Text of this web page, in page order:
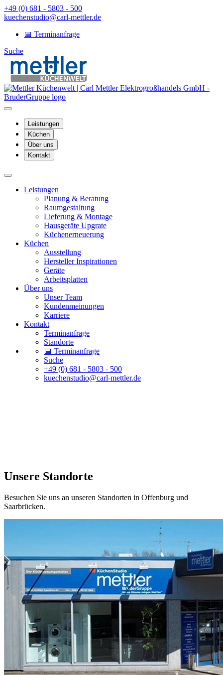
+49 (0) 681 - 5803 - 500
kuechenstudio@carl-mettler.de
📅 Terminanfrage
Suche
Leistungen
Küchen
Über uns
Kontakt
Leistungen
Planung & Beratung
Raumgestaltung
Lieferung & Montage
Hausgeräte Upgrate
Küchenerneuerung
Küchen
Ausstellung
Hersteller Inspirationen
Geräte
Arbeitsplatten
Über uns
Unser Team
Kundenmeinungen
Karriere
Kontakt
Terminanfrage
Standorte
📅 Terminanfrage
Suche
+49 (0) 681 - 5803 - 500
kuechenstudio@carl-mettler.de
Unsere Standorte
Besuchen Sie uns an unseren Standorten in Offenburg und
Saarbrücken.